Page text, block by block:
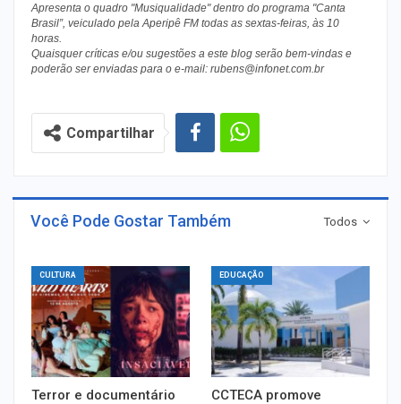
Apresenta o quadro "Musiqualidade" dentro do programa "Canta
Brasil”, veiculado pela Aperipê FM todas as sextas-feiras, às 10
horas.
Quaisquer críticas e/ou sugestões a este blog serão bem-vindas e
poderão ser enviadas para o e-mail: rubens@infonet.com.br
Compartilhar
Todos
Você Pode Gostar Também
CULTURA
Terror e documentário
EDUCAÇÃO
CCTECA promove